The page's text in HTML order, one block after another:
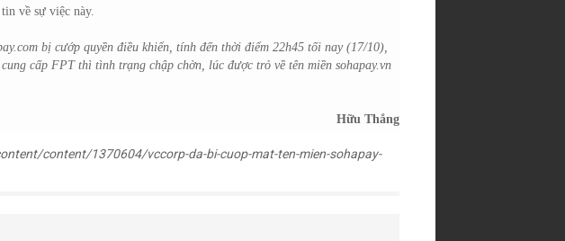
về sự việc này.
bị cướp quyền điều khiển, tính đến thời điểm 22h45 tối nay (17/10),
cấp FPT thì tình trạng chập chờn, lúc được trỏ về tên miền sohapay.vn
Hữu Thắng
content/1370604/vccorp-da-bi-cuop-mat-ten-mien-sohapay-